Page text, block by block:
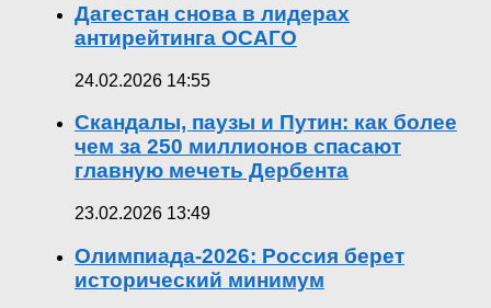
Дагестан снова в лидерах
антирейтинга ОСАГО
24.02.2026 14:55
Скандалы, паузы и Путин: как более
чем за 250 миллионов спасают
главную мечеть Дербента
23.02.2026 13:49
Олимпиада-2026: Россия берет
исторический минимум